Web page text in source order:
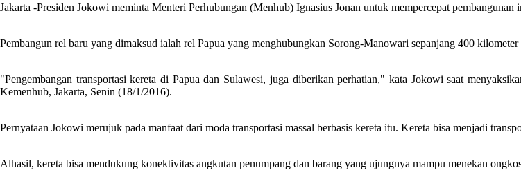
Jakarta -Presiden Jokowi meminta Menteri Perhubungan (Menhub) Ignasius Jonan untuk mempercepat
Pembangun rel baru yang dimaksud ialah rel Papua yang menghubungkan Sorong-Manowari sepanjang 400
"Pengembangan transportasi kereta di Papua dan Sulawesi, juga diberikan perhatian," kata Jokowi saat
Kemenhub, Jakarta, Senin (18/1/2016).
Pernyataan Jokowi merujuk pada manfaat dari moda transportasi massal berbasis kereta itu. Kereta bisa menjadi
Alhasil, kereta bisa mendukung konektivitas angkutan penumpang dan barang yang ujungnya mampu menekan